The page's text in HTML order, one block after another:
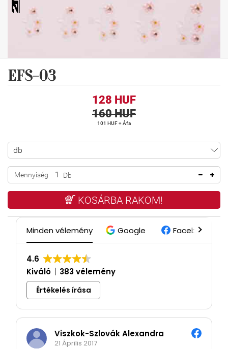
EFS-03
128 HUF
160 HUF
101 HUF + Áfa
Mennyiség Db
KOSÁRBA RAKOM!
Minden vélemény Google Facebook
4.6
Kiváló
383 vélemény
Értékelés írása
Viszkok-Szlovák Alexandra
21 Április 2017